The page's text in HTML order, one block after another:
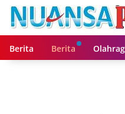
Berita Berita